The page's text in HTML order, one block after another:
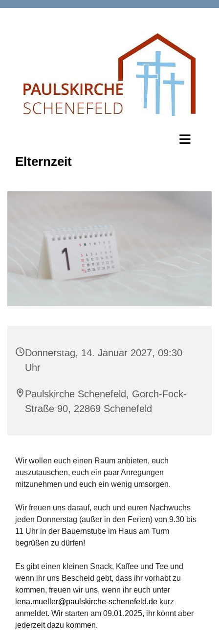
Elternzeit
Donnerstag, 14. Januar 2027, 09:30
Uhr
Paulskirche Schenefeld, Gorch-Fock-
Straße 90, 22869 Schenefeld
Wir wollen euch einen Raum anbieten, euch
auszutauschen, euch ein paar Anregungen
mitzunehmen und euch ein wenig umsorgen.
Wir freuen uns darauf, euch und euren Nachwuchs
jeden Donnerstag (außer in den Ferien) von 9.30 bis
11 Uhr in der Bauernstube im Haus am Turm
begrüßen zu dürfen!
Es gibt einen kleinen Snack, Kaffee und Tee und
wenn ihr uns Bescheid gebt, dass ihr vorhabt zu
kommen, freuen wir uns, wenn ihr euch unter
lena.mueller@paulskirche-schenefeld.de kurz
anmeldet. Wir starten am 09.01.2025, ihr könnt aber
jederzeit dazu kommen.